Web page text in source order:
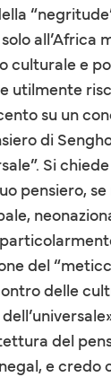
all’Africa
culturale e
utilmente
su un
di
Si
pensiero, se
del
delle
del
e credo